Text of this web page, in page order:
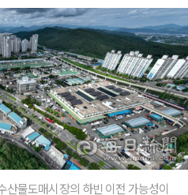
산물도매시장의 하빈 이전 가능성이